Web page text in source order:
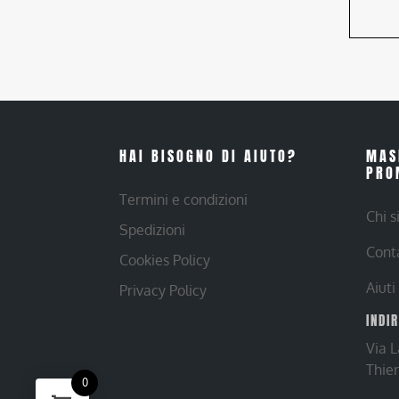
HAI BISOGNO DI AIUTO?
Termini e condizioni
Spedizioni
Cookies Policy
Privacy Policy
Chi
Aiuti
Via
0